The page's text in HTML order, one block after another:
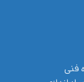
فنی